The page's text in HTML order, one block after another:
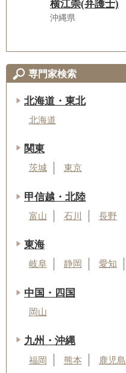
横江崇(弁護士)
沖縄県
専門家検索
北海道・東北
北海道
関東
茨城 東京
甲信越・北陸
富山 石川 長野
東海
岐阜 静岡 愛知
中国・四国
岡山
九州・沖縄
福岡 熊本 鹿児島